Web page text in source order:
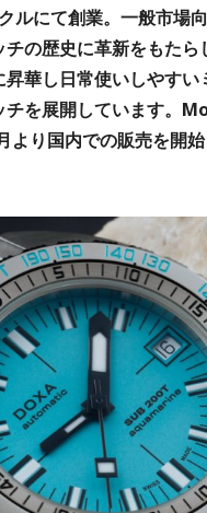
ルにて創業。一般市場
の歴史に革新をもた
華し日常使いしやす
チを展開しています。
り国内での販売を開始